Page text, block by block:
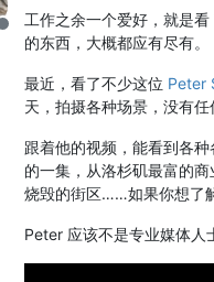
Offline
工作之余一个爱好，就是
的东西，大概都应有尽有。
最近，看了不少这位 Peter
天，拍摄各种场景，没有任
跟着他的视频，能看到各
的一集，从洛杉矶最富的
烧毁的街区……如果你想了
Peter 应该不是专业媒体